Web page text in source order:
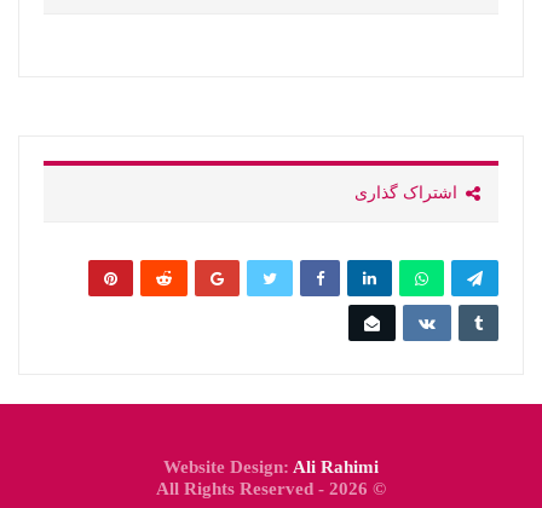
اشتراک گذاری
Website Design: Ali Rahimi
© 2026 - All Rights Reserved